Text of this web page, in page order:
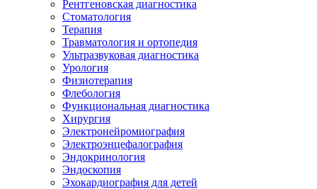
Рентгеновская диагностика
Стоматология
Терапия
Травматология и ортопедия
Ультразвуковая диагностика
Урология
Физиотерапия
Флебология
Функциональная диагностика
Хирургия
Электронейромиография
Электроэнцефалография
Эндокринология
Эндоскопия
Эхокардиография для детей